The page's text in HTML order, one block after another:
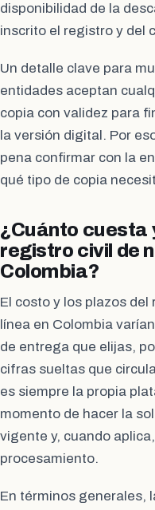
disponibilidad de la
inscrito el registro y del
Un detalle clave para
entidades aceptan
copia con validez para
la versión digital. Por
pena confirmar con la
qué tipo de copia
¿Cuánto cuesta
registro civil de
Colombia?
El costo y los plazos
línea en Colombia
de entrega que elijas,
cifras sueltas que
es siempre la propia
momento de hacer la
vigente y, cuando
procesamiento.
En términos generales,